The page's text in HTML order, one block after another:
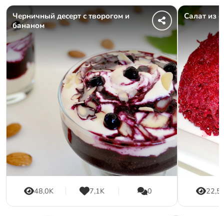
Черничный десерт с творогом и
бананом
48,0K 7,1K 0
Салат из